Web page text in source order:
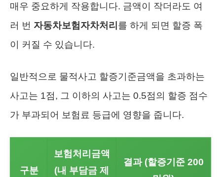
매우 중요하게 작용합니다. 금액이 작더라도 여
러 번 자동차보험자차처리 를 하게 되면 할증 폭
이 커질 수 있습니다.
일반적으로 물적사고 할증기준금액을 초과하는
사고는 1점, 그 이하의 사고는 0.5점의 할증 점수
가 부과되어 보험료 등급에 영향을 줍니다.
구분
보험처리금액
(내 부담금 제
결과 (할증기준 200